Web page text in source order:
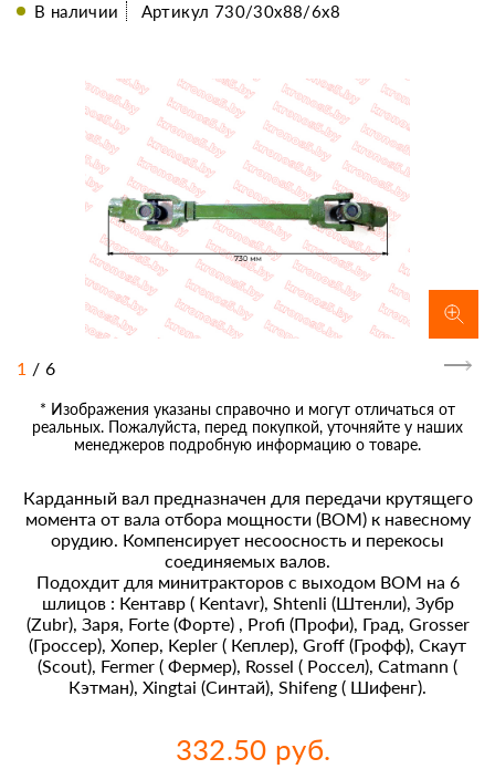
В наличии Артикул 730/30x88/6x8
1 / 6
* Изображения указаны справочно и могут отличаться от
реальных. Пожалуйста, перед покупкой, уточняйте у наших
менеджеров подробную информацию о товаре.
Карданный вал предназначен для передачи крутящего
момента от вала отбора мощности (ВОМ) к навесному
орудию. Компенсирует несоосность и перекосы
соединяемых валов.
Подохдит для минитракторов с выходом ВОМ на 6
шлицов : Кентавр ( Kentavr), Shtenli (Штенли), Зубр
(Zubr), Заря, Forte (Форте) , Profi (Профи), Град, Grosser
(Гроссер), Хопер, Kepler ( Кеплер), Groff (Грофф), Скаут
(Scout), Fermer ( Фермер), Rossel ( Россел), Catmann (
Кэтман), Xingtai (Синтай), Shifeng ( Шифенг).
332.50 руб.